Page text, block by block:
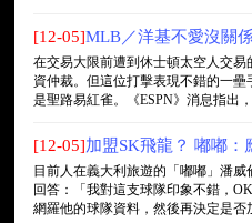
[12-05]MLB／洋基不愛沒關
在交易大限前遭到休士頓太空人交易
資仲裁。但這位打擊表現不錯的一
是聖路易紅雀。《ESPN》消息指出
[12-05]加盟SK飛龍？ 嘟嘟：
目前人在義大利旅遊的「嘟嘟」潘
回答：「我對這支球隊印象不錯，
網羅他的球隊資料，然後再決定是否